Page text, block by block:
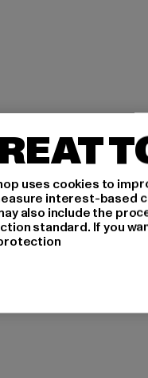
uses cookies to
interest-based
also include the
standard. If you